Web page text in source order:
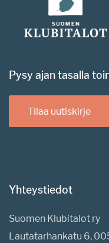
Pysy ajan tasalla
Tilaa uutiskirje
Yhteystiedot
Suomen Klubitalot ry
Lautatarhankatu 6,